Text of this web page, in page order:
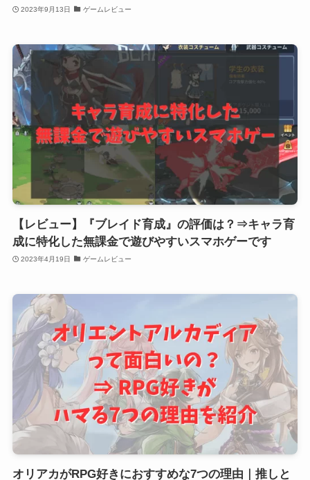
2023年9月13日 ゲームレビュー
【レビュー】『ブレイド育成』の評価は？⇒キャラ育
成に特化した無課金で遊びやすいスマホゲーです
2023年4月19日 ゲームレビュー
オリアカがRPG好きにおすすめな7つの理由｜推しと